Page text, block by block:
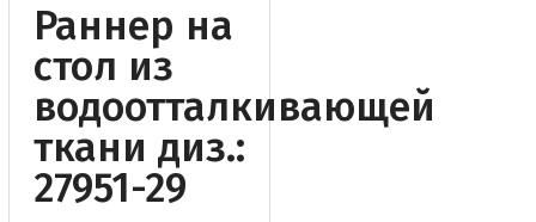
Раннер на
стол из
водоотталкивающей
ткани диз.:
27951-29